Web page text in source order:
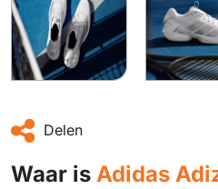
Delen
Waar is Adidas